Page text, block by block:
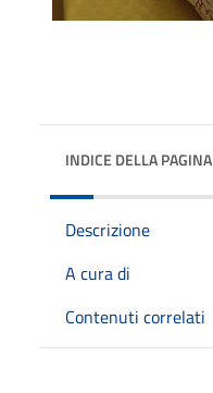
INDICE DELLA PAGINA
Descrizione
A cura di
Contenuti correlati